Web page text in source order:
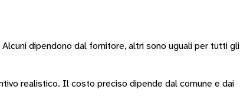
dipendono dal fornitore, altri sono uguali per tutti gli
realistico. Il costo preciso dipende dal comune e dai